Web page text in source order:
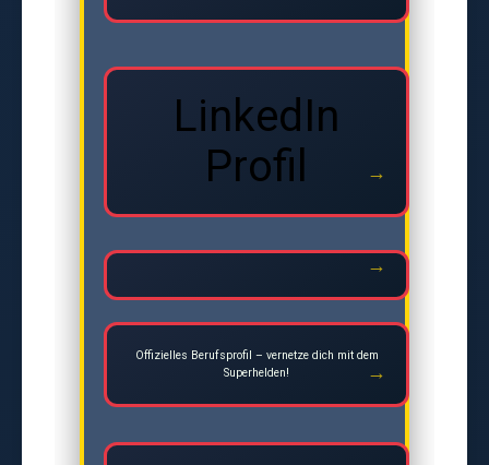
LinkedIn
Profil
Offizielles Berufsprofil – vernetze dich mit dem
Superhelden!